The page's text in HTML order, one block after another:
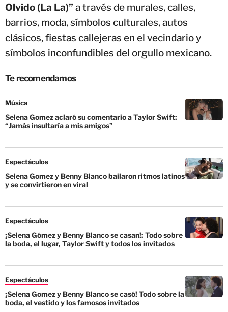
Olvido (La La)” a través de murales, calles,
barrios, moda, símbolos culturales, autos
clásicos, fiestas callejeras en el vecindario y
símbolos inconfundibles del orgullo mexicano.
Te recomendamos
Música
Selena Gomez aclaró su comentario a Taylor Swift:
“Jamás insultaría a mis amigos”
Espectáculos
Selena Gomez y Benny Blanco bailaron ritmos latinos
y se convirtieron en viral
Espectáculos
¡Selena Gómez y Benny Blanco se casan!: Todo sobre
la boda, el lugar, Taylor Swift y todos los invitados
Espectáculos
¡Selena Gomez y Benny Blanco se casó! Todo sobre la
boda, el vestido y los famosos invitados